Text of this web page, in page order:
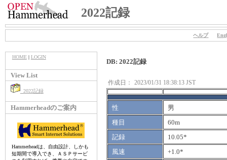
2022記録
ヘルプ
HOME| LOGIN
View List
2022記録
Hammerheadのご案内
Hammerheadは、自由設計、しかも
短期間で導入でき、ＡＳＰサービ
DB: 2022記録
作成日： 2023/01/31 18:38:13 JST
性
男
種目
60m
記録
10.05*
風速
+1.0*